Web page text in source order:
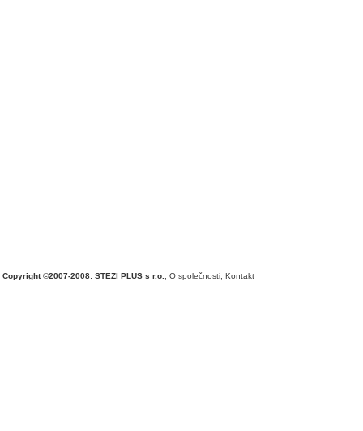
Copyright ©2007-2008: STEZI PLUS s r.o. O společnosti Kontakt